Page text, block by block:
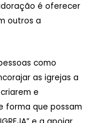
é oferecer
outros a
como
as igrejas a
e
forma que possam